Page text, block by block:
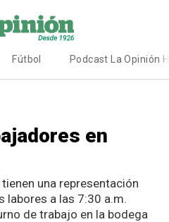
Fútbol Podcast La Opinión
en
una representación
labores a las 7:30 a.m.
de trabajo en la bodega